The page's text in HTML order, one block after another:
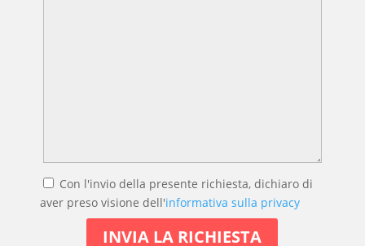
Con l'invio della presente richiesta, dichiaro di
aver preso visione dell'informativa sulla privacy